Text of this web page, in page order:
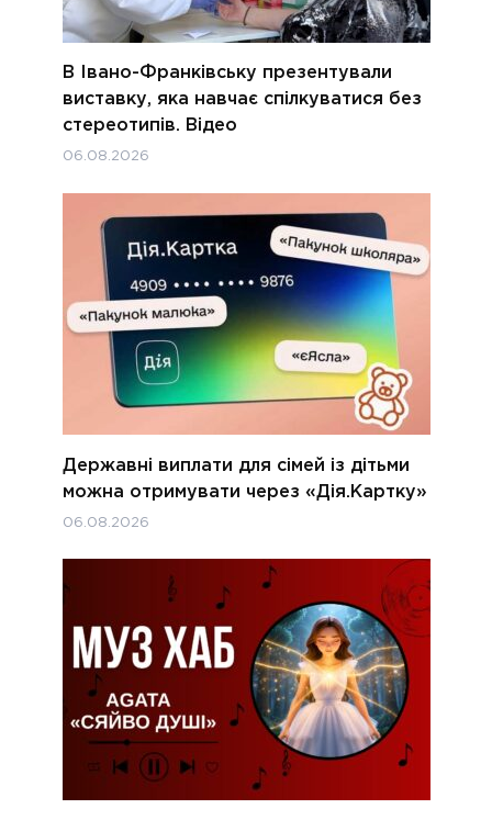
В Івано-Франківську презентували
виставку, яка навчає спілкуватися без
стереотипів. Відео
06.08.2026
Державні виплати для сімей із дітьми
можна отримувати через «Дія.Картку»
06.08.2026